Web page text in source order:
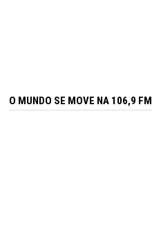
O MUNDO SE MOVE NA 106,9 FM